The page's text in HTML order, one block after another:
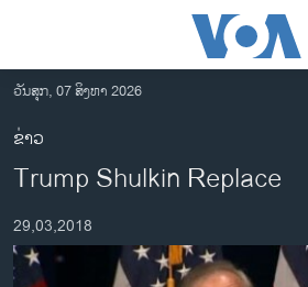
ເຂົ້າ
ຫາ
ຂ້າມ
ຂ້າມ
ໄປ
ຫາ
ອາເມຣິກາ
ການເລືອກຕັ້ງ ປະທານາທີບໍດີ ສະຫະລັດ 2024
ຂ່າວ​ຈີນ
ວັນສຸກ, 07 ສິງຫາ 2026
ຂ່າວ
Trump Shulkin Replace
29,03,2018